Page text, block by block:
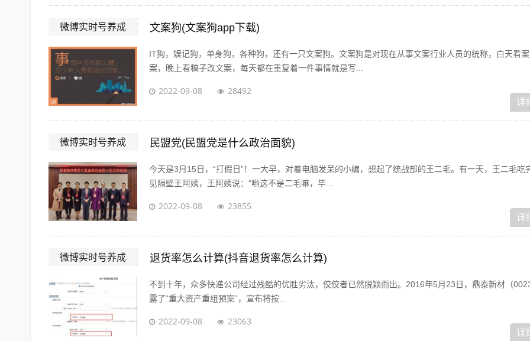
微博实时号养成 文案狗(文案狗app下载)
IT狗，娱记狗，单身狗，各种狗，还有一只文案狗。文案狗是对现在从事文案行业人员的统称，白天看
案，晚上看稿子改文案，每天都在重复着一件事情就是写...
2022-09-08 28492
详
微博实时号养成 民盟党(民盟党是什么政治面貌)
今天是3月15日，“打假日”！一大早，对着电脑发呆的小编，想起了统战部的王二毛。有一天，王二毛吃
见隔壁王阿姨，王阿姨说：“哟这不是二毛嘛，毕...
2022-09-08 23855
详
微博实时号养成 退货率怎么计算(抖音退货率怎么计算)
不到十年，众多快递公司经过残酷的优胜劣汰，佼佼者已然脱颖而出。2016年5月23日，鼎泰新材（
露了“重大资产重组预案”，宣布将按...
2022-09-08 23063
详